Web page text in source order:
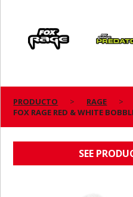
Predator
PRODUCTO RAGE
FOX RAGE RED & WHITE
SEE